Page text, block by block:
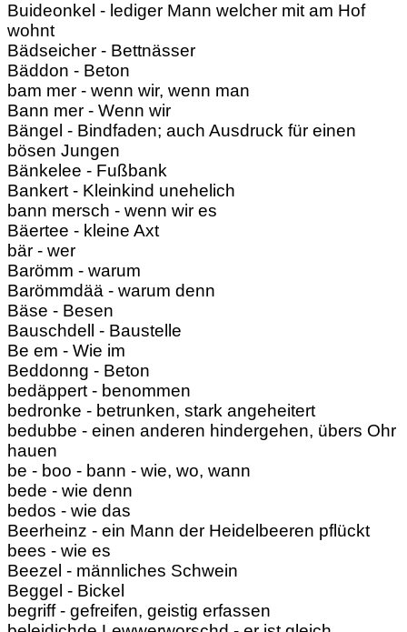
Buideonkel - lediger Mann welcher mit am Hof
wohnt
Bädseicher - Bettnässer
Bäddon - Beton
bam mer - wenn wir, wenn man
Bann mer - Wenn wir
Bängel - Bindfaden; auch Ausdruck für einen
bösen Jungen
Bänkelee - Fußbank
Bankert - Kleinkind unehelich
bann mersch - wenn wir es
Bäertee - kleine Axt
bär - wer
Barömm - warum
Barömmdää - warum denn
Bäse - Besen
Bauschdell - Baustelle
Be em - Wie im
Beddonng - Beton
bedäppert - benommen
bedronke - betrunken, stark angeheitert
bedubbe - einen anderen hindergehen, übers Ohr
hauen
be - boo - bann - wie, wo, wann
bede - wie denn
bedos - wie das
Beerheinz - ein Mann der Heidelbeeren pflückt
bees - wie es
Beezel - männliches Schwein
Beggel - Bickel
begriff - gefreifen, geistig erfassen